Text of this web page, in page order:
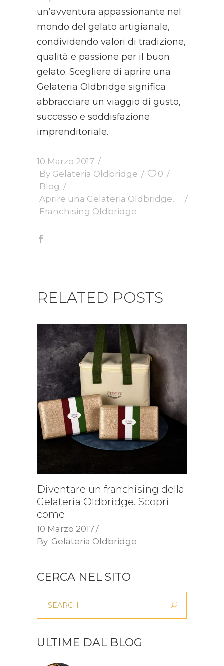
un’avventura appassionante nel
mondo del gelato artigianale,
condividendo valori di tradizione,
qualità e passione per il buon
gelato. Scegliere di aprire una
Gelateria Oldbridge significa
abbracciare un viaggio di gusto,
successo e soddisfazione
imprenditoriale.
10 Marzo 2017
By Gelateria Oldbridge
0
Blog
Aprire una Gelateria Oldbridge,
Franchising Oldbridge
RELATED POSTS
Diventare un franchising della
Gelateria Oldbridge. Scopri
come
10 Marzo 2017
By Gelateria Oldbridge
CERCA NEL SITO
ULTIME DAL BLOG